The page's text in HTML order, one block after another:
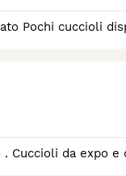
Pochi cuccioli
Allevamento